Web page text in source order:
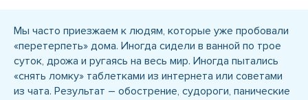
Мы часто приезжаем к людям, которые уже пробовали
«перетерпеть» дома. Иногда сидели в ванной по трое
суток, дрожа и ругаясь на весь мир. Иногда пытались
«снять ломку» таблетками из интернета или советами
из чата. Результат – обострение, судороги, панические